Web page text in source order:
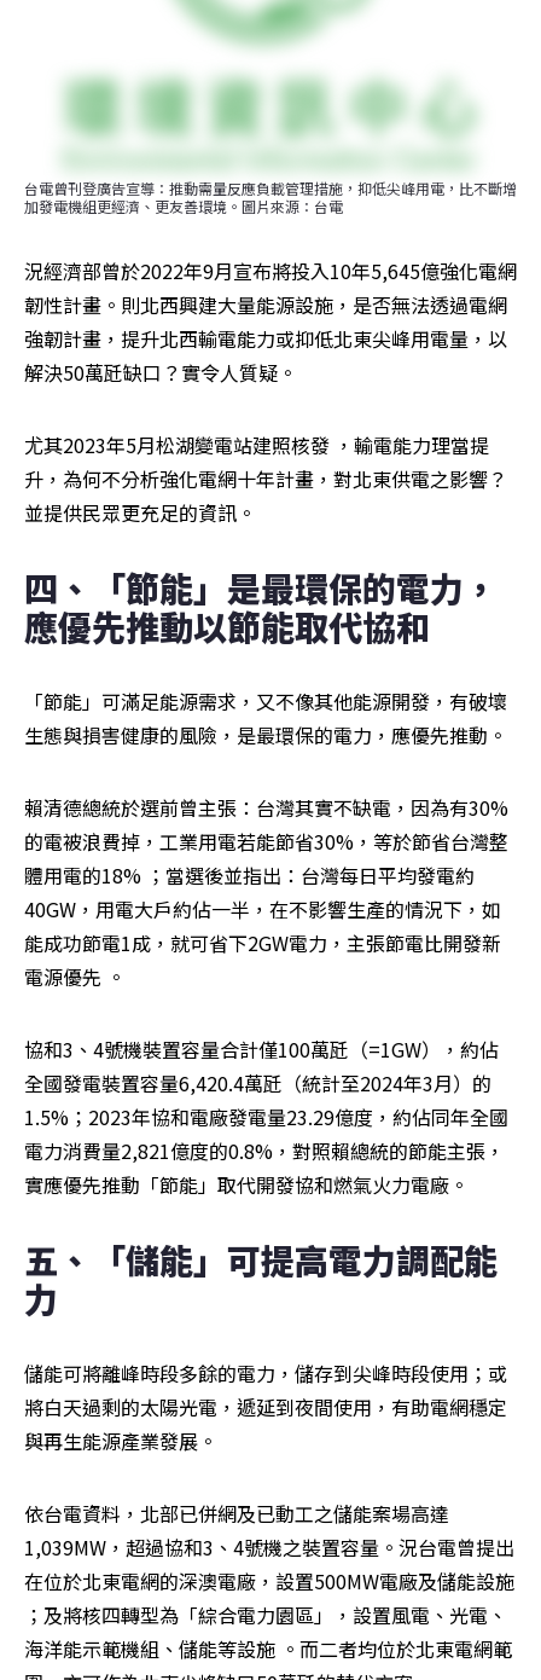
台電曾刊登廣告宣導：推動需量反應負載管理措施，抑低尖峰用電，比不斷增
加發電機組更經濟、更友善環境。圖片來源：台電
況經濟部曾於2022年9月宣布將投入10年5,645億強化電網
韌性計畫。則北西興建大量能源設施，是否無法透過電網
強韌計畫，提升北西輸電能力或抑低北東尖峰用電量，以
解決50萬瓩缺口？實令人質疑。
尤其2023年5月松湖變電站建照核發 ，輸電能力理當提
升，為何不分析強化電網十年計畫，對北東供電之影響？
並提供民眾更充足的資訊。
四、「節能」是最環保的電力，
應優先推動以節能取代協和
「節能」可滿足能源需求，又不像其他能源開發，有破壞
生態與損害健康的風險，是最環保的電力，應優先推動。
賴清德總統於選前曾主張：台灣其實不缺電，因為有30%
的電被浪費掉，工業用電若能節省30%，等於節省台灣整
體用電的18% ；當選後並指出：台灣每日平均發電約
40GW，用電大戶約佔一半，在不影響生產的情況下，如
能成功節電1成，就可省下2GW電力，主張節電比開發新
電源優先 。
協和3、4號機裝置容量合計僅100萬瓩（=1GW），約佔
全國發電裝置容量6,420.4萬瓩（統計至2024年3月）的
1.5%；2023年協和電廠發電量23.29億度，約佔同年全國
電力消費量2,821億度的0.8%，對照賴總統的節能主張，
實應優先推動「節能」取代開發協和燃氣火力電廠。
五、「儲能」可提高電力調配能
力
儲能可將離峰時段多餘的電力，儲存到尖峰時段使用；或
將白天過剩的太陽光電，遞延到夜間使用，有助電網穩定
與再生能源產業發展。
依台電資料，北部已併網及已動工之儲能案場高達
1,039MW，超過協和3、4號機之裝置容量。況台電曾提出
在位於北東電網的深澳電廠，設置500MW電廠及儲能設施
；及將核四轉型為「綜合電力園區」，設置風電、光電、
海洋能示範機組、儲能等設施 。而二者均位於北東電網範